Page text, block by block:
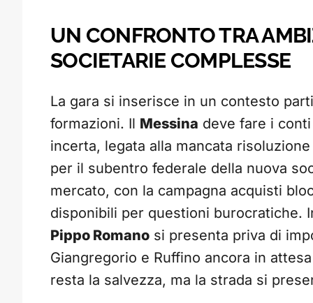
UN CONFRONTO TRA
SOCIETARIE COMPLESSE
La gara si inserisce in un contesto
formazioni. Il Messina deve fare i
incerta, legata alla mancata
per il subentro federale della nuova
mercato, con la campagna acquisti
disponibili per questioni burocratiche.
Pippo Romano si presenta priva di
Giangregorio e Ruffino ancora in
resta la salvezza, ma la strada si